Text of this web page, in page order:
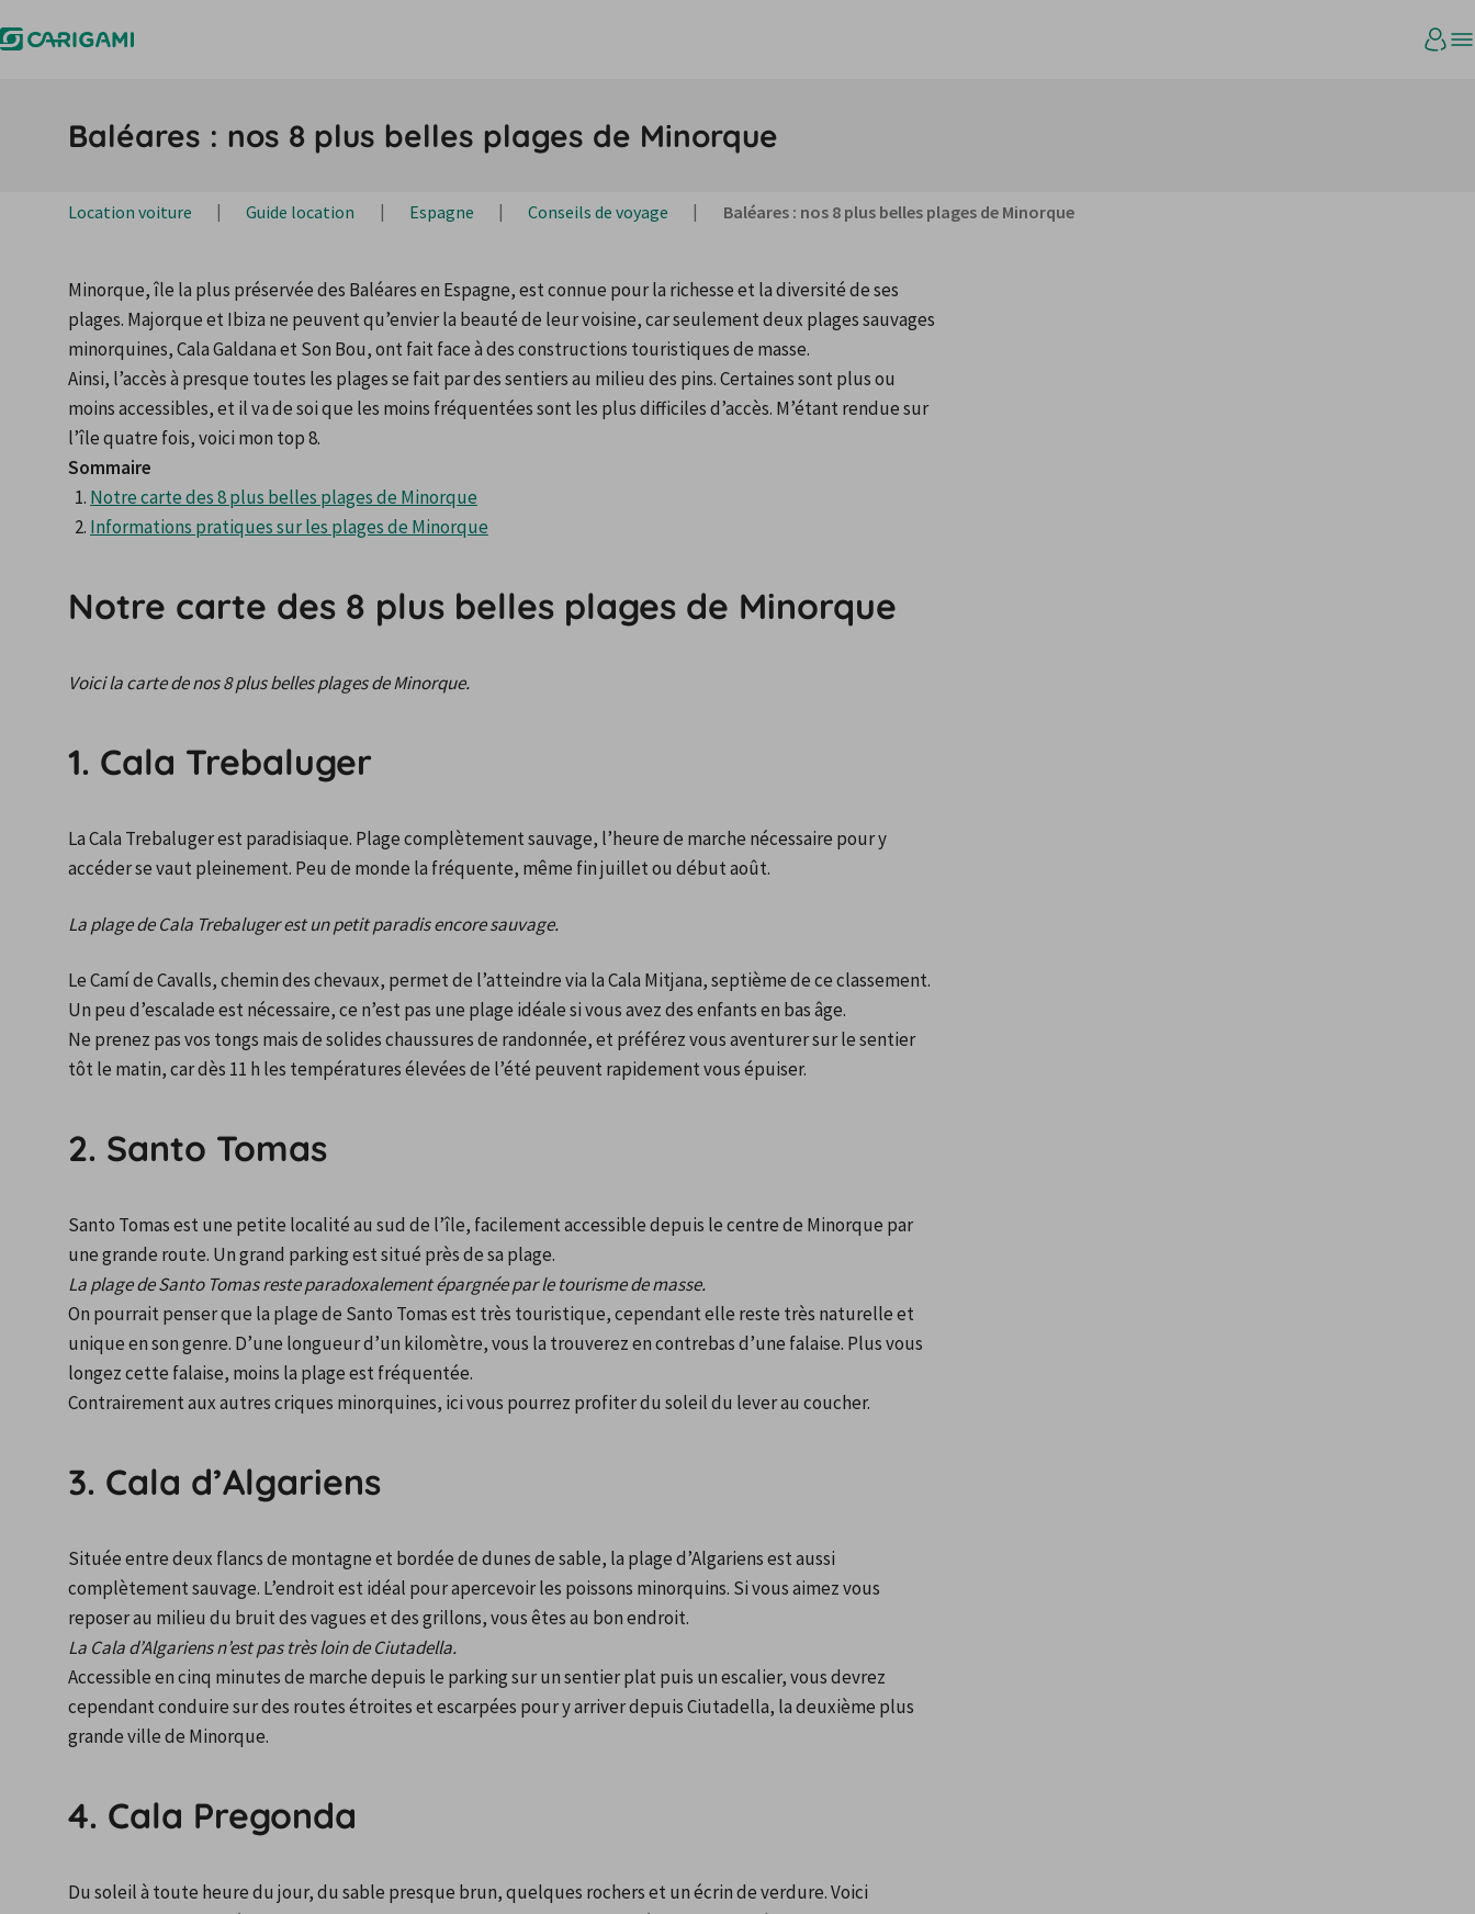
Baléares : nos 8 plus belles plages de Minorque
Location voiture Guide location Espagne Conseils de voyage Baléares : nos 8 plus belles plages de Minorque
Minorque, île la plus préservée des Baléares en Espagne, est connue pour la richesse et la diversité de ses
plages. Majorque et Ibiza ne peuvent qu’envier la beauté de leur voisine, car seulement deux plages sauvages
minorquines, Cala Galdana et Son Bou, ont fait face à des constructions touristiques de masse.
Ainsi, l’accès à presque toutes les plages se fait par des sentiers au milieu des pins. Certaines sont plus ou
moins accessibles, et il va de soi que les moins fréquentées sont les plus difficiles d’accès. M’étant rendue sur
l’île quatre fois, voici mon top 8.
Sommaire
Notre carte des 8 plus belles plages de Minorque
Informations pratiques sur les plages de Minorque
Notre carte des 8 plus belles plages de Minorque
Voici la carte de nos 8 plus belles plages de Minorque.
1. Cala Trebaluger
La Cala Trebaluger est paradisiaque. Plage complètement sauvage, l’heure de marche nécessaire pour y
accéder se vaut pleinement. Peu de monde la fréquente, même fin juillet ou début août.
La plage de Cala Trebaluger est un petit paradis encore sauvage.
Le Camí de Cavalls, chemin des chevaux, permet de l’atteindre via la Cala Mitjana, septième de ce classement.
Un peu d’escalade est nécessaire, ce n’est pas une plage idéale si vous avez des enfants en bas âge.
Ne prenez pas vos tongs mais de solides chaussures de randonnée, et préférez vous aventurer sur le sentier
tôt le matin, car dès 11 h les températures élevées de l’été peuvent rapidement vous épuiser.
2. Santo Tomas
Santo Tomas est une petite localité au sud de l’île, facilement accessible depuis le centre de Minorque par
une grande route. Un grand parking est situé près de sa plage.
La plage de Santo Tomas reste paradoxalement épargnée par le tourisme de masse.
On pourrait penser que la plage de Santo Tomas est très touristique, cependant elle reste très naturelle et
unique en son genre. D’une longueur d’un kilomètre, vous la trouverez en contrebas d’une falaise. Plus vous
longez cette falaise, moins la plage est fréquentée.
Contrairement aux autres criques minorquines, ici vous pourrez profiter du soleil du lever au coucher.
3. Cala d’Algariens
Située entre deux flancs de montagne et bordée de dunes de sable, la plage d’Algariens est aussi
complètement sauvage. L’endroit est idéal pour apercevoir les poissons minorquins. Si vous aimez vous
reposer au milieu du bruit des vagues et des grillons, vous êtes au bon endroit.
La Cala d’Algariens n’est pas très loin de Ciutadella.
Accessible en cinq minutes de marche depuis le parking sur un sentier plat puis un escalier, vous devrez
cependant conduire sur des routes étroites et escarpées pour y arriver depuis Ciutadella, la deuxième plus
grande ville de Minorque.
4. Cala Pregonda
Du soleil à toute heure du jour, du sable presque brun, quelques rochers et un écrin de verdure. Voici